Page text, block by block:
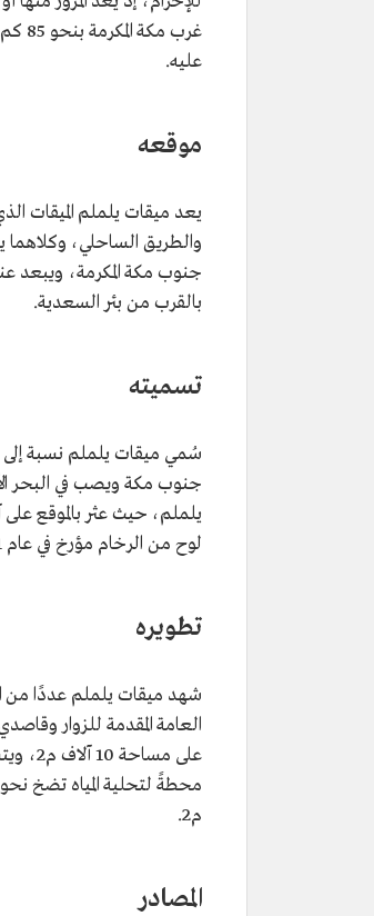
عليه.
موقعه
يعد ميقات يلملم الميقات
والطريق الساحلي،
بالقرب من بئر السعدية.
تسميته
سُمي ميقات يلملم نسبة
جنوب مكة ويصب في البحر
يلملم، حيث عثر بالموقع
لوح من الرخام مؤرخ في عام 1211هـ.
تطويره
شهد ميقات يلملم عددًا من
العامة المقدمة للزوار
م2.
المصادر